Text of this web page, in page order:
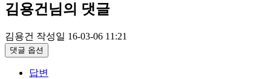
김용건님의 댓글
김용건 작성일 16-03-06 11:21
댓글 옵션
답변